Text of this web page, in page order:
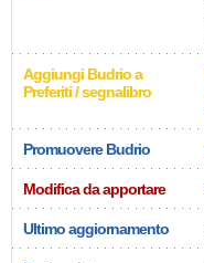
Aggiungi Budrio a
Preferiti / segnalibro
Promuovere Budrio
Modifica da apportare
Ultimo aggiornamento